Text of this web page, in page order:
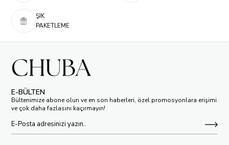
ŞIK
PAKETLEME
E-BÜLTEN
Bültenimize abone olun ve en son haberleri, özel promosyonlara erişimi
ve çok daha fazlasını kaçırmayın!